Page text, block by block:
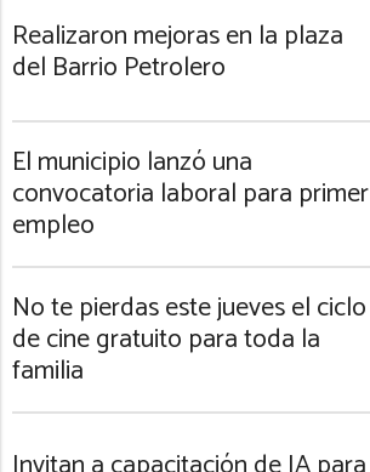
Realizaron mejoras en la plaza
del Barrio Petrolero
El municipio lanzó una
convocatoria laboral para primer
empleo
No te pierdas este jueves el ciclo
de cine gratuito para toda la
familia